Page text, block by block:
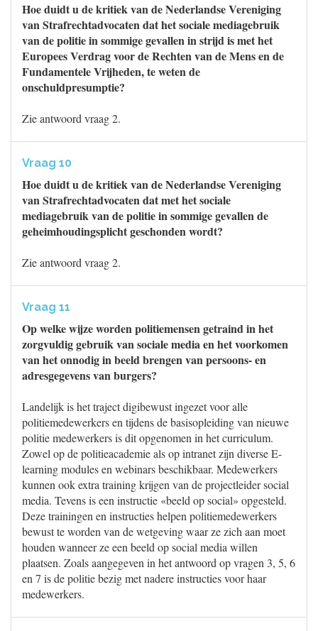
Hoe duidt u de kritiek van de Nederlandse Vereniging
van Strafrechtadvocaten dat het sociale mediagebruik
van de politie in sommige gevallen in strijd is met het
Europees Verdrag voor de Rechten van de Mens en de
Fundamentele Vrijheden, te weten de
onschuldpresumptie?
Zie antwoord vraag 2.
Vraag 10
Hoe duidt u de kritiek van de Nederlandse Vereniging
van Strafrechtadvocaten dat met het sociale
mediagebruik van de politie in sommige gevallen de
geheimhoudingsplicht geschonden wordt?
Zie antwoord vraag 2.
Vraag 11
Op welke wijze worden politiemensen getraind in het
zorgvuldig gebruik van sociale media en het voorkomen
van het onnodig in beeld brengen van persoons- en
adresgegevens van burgers?
Landelijk is het traject digibewust ingezet voor alle
politiemedewerkers en tijdens de basisopleiding van nieuwe
politie medewerkers is dit opgenomen in het curriculum.
Zowel op de politieacademie als op intranet zijn diverse E-
learning modules en webinars beschikbaar. Medewerkers
kunnen ook extra training krijgen van de projectleider social
media. Tevens is een instructie «beeld op social» opgesteld.
Deze trainingen en instructies helpen politiemedewerkers
bewust te worden van de wetgeving waar ze zich aan moet
houden wanneer ze een beeld op social media willen
plaatsen. Zoals aangegeven in het antwoord op vragen 3, 5, 6
en 7 is de politie bezig met nadere instructies voor haar
medewerkers.